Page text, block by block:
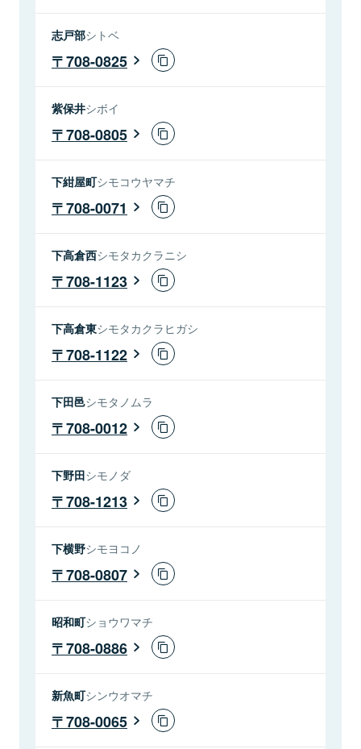
志戸部シトベ
708-0825
紫保井シボイ
708-0805
下紺屋町シモコウヤマチ
708-0071
下高倉西シモタカクラニシ
708-1123
下高倉東シモタカクラヒガシ
708-1122
下田邑シモタノムラ
708-0012
下野田シモノダ
708-1213
下横野シモヨコノ
708-0807
昭和町ショウワマチ
708-0886
新魚町シンウオマチ
708-0065